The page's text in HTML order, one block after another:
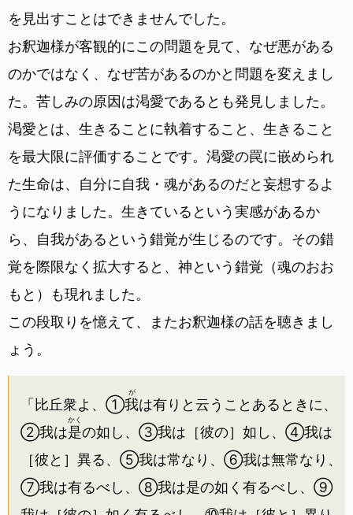
を見出すことはできませんでした。
お釈迦様が客観的にこの問題を見て、なぜ悪がある
のかではなく、なぜ苦があるのかと問題を変えまし
た。苦しみの原因は渇愛であるとも発見しました。
渇愛とは、生きることに執着すること、生きること
を最大限に評価することです。渇愛の罠に嵌められ
た生命は、自分に自我・魂があるのだと妄想するよ
うになりました。生きているという実感があるか
ら、自我があるという錯覚が生じるのです。その錯
覚を際限なく拡大すると、神という錯覚（魂のおお
もと）も現れました。
この段取りを憶えて、またお釈迦様の話を聴きまし
ょう。
「比丘衆よ、①我
が
は有りと云うことあるときに、
②我は是
かく
の如し、③我は［彼の］如し、④我は
［彼と］異る、⑤我は常なり、⑥我は無常なり、
⑦我は有るべし、⑧我は是の如く有るべし、⑨